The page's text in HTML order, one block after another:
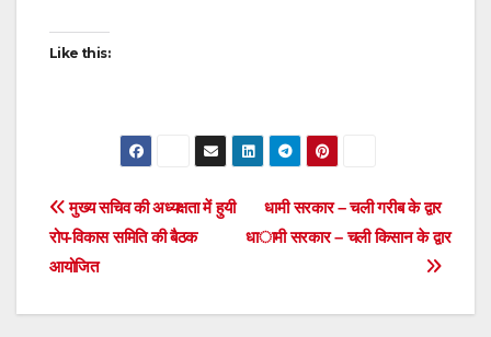
Like this:
Post
navigation
धामी सरकार – चली गरीब के द्वार
धामी सरकार – चली किसान के द्वार
मुख्य सचिव की अध्यक्षता में हुयी
रोप-विकास समिति की बैठक
आयोजित